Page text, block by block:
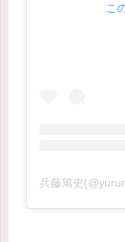
こ
兵藤篤史